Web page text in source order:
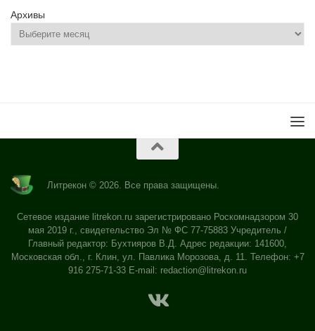
Архивы
Литрекон © 2026. Все права защищены.
Сетевое издание litrekon.ru зарегистрировано Роскомнадзором 30
мая 2019 г., свидетельство Эл № ФС 77-75883 Учредитель /
Главный редактор: Бухтияров В.Д. Адрес редакции: 141600,
Московская обл., г. Клин, ул. Павлика Морозова, д. 11. Телефон: +7
916 275-71-33 E-mail: redaction@litrekon.ru